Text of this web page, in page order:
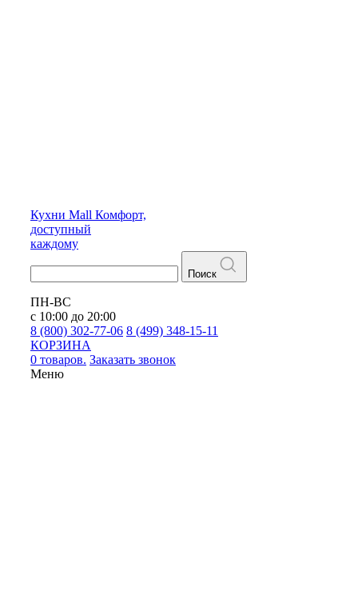
Кухни Mall Комфорт,
доступный
каждому
Поиск
ПН-ВС
с 10:00 до 20:00
8 (800) 302-77-06 8 (499) 348-15-11
КОРЗИНА
0 товаров. Заказать звонок
Меню